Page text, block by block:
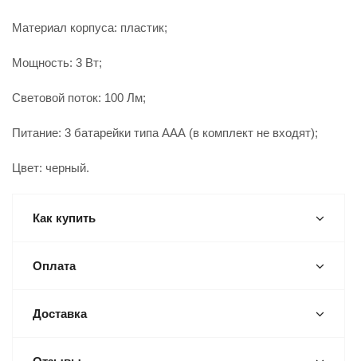
Материал корпуса: пластик;
Мощность: 3 Вт;
Световой поток: 100 Лм;
Питание: 3 батарейки типа ААА (в комплект не входят);
Цвет: черный.
Как купить
Оплата
Доставка